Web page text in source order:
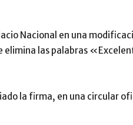
Nacional en una
elimina las palabras
la firma, en una circular